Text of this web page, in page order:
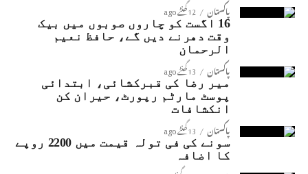
پاکستان 12 گھنٹے ago
16 اگست کو چاروں صوبوں میں بیک
وقت دھرنے دیں گے، حافظ نعیم
الرحمان
پاکستان 13 گھنٹے ago
میر رضا کی قبرکشائی، ابتدائی
پوسٹ مارٹم رپورٹ، حیران کن
انکشافات
پاکستان 13 گھنٹے ago
سونے کی فی تولہ قیمت میں 2200 روپے
کا اضافہ